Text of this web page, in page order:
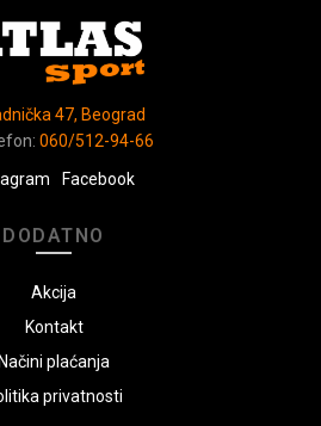
47, Beograd
060/512-94-66
Facebook
DODATNO
Akcija
Kontakt
plaćanja
privatnosti